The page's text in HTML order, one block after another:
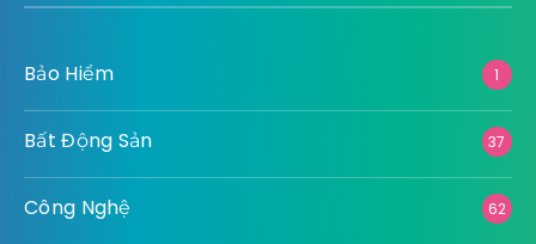
Bảo Hiểm 1
Bất Động Sản 37
Công Nghệ 62